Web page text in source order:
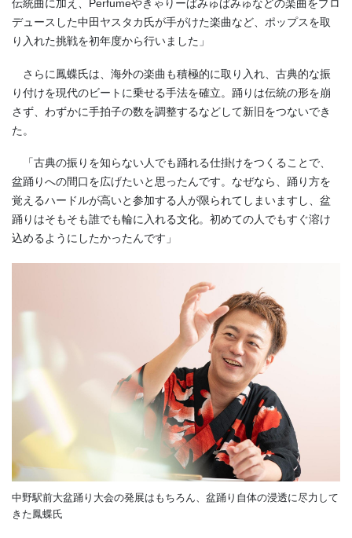
伝統曲に加え、Perfumeやきゃりーぱみゅぱみゅなどの楽曲をプロ
デュースした中田ヤスタカ氏が手がけた楽曲など、ポップスを取
り入れた挑戦を初年度から行いました」
さらに鳳蝶氏は、海外の楽曲も積極的に取り入れ、古典的な振
り付けを現代のビートに乗せる手法を確立。踊りは伝統の形を崩
さず、わずかに手拍子の数を調整するなどして新旧をつないでき
た。
「古典の振りを知らない人でも踊れる仕掛けをつくることで、
盆踊りへの間口を広げたいと思ったんです。なぜなら、踊り方を
覚えるハードルが高いと参加する人が限られてしまいますし、盆
踊りはそもそも誰でも輪に入れる文化。初めての人でもすぐ溶け
込めるようにしたかったんです」
中野駅前大盆踊り大会の発展はもちろん、盆踊り自体の浸透に尽力して
きた鳳蝶氏